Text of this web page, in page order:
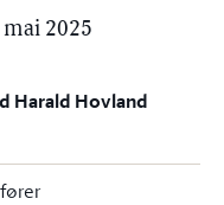
2025
Harald Hovland